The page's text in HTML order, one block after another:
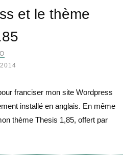
et le thème
franciser mon site Wordpress
installé en anglais. En même
thème Thesis 1,85, offert par